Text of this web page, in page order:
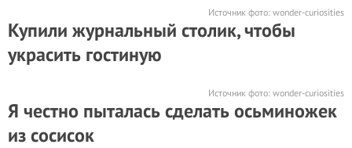
Источник фото: wonder-curiosities
Купили журнальный столик, чтобы
украсить гостиную
Источник фото: wonder-curiosities
Я честно пыталась сделать осьминожек
из сосисок